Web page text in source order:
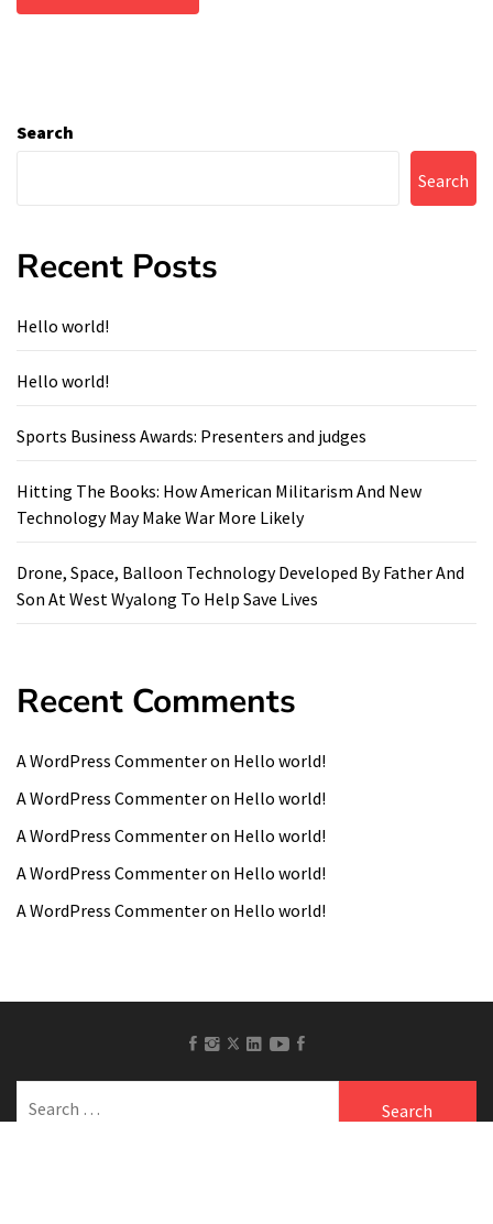
Search
Search
Recent Posts
Hello world!
Hello world!
Sports Business Awards: Presenters and judges
Hitting The Books: How American Militarism And New
Technology May Make War More Likely
Drone, Space, Balloon Technology Developed By Father And
Son At West Wyalong To Help Save Lives
Recent Comments
A WordPress Commenteron Hello world!
A WordPress Commenteron Hello world!
A WordPress Commenteron Hello world!
A WordPress Commenteron Hello world!
A WordPress Commenteron Hello world!
facebook
Instagram
twitter
linkedin
YoutubePinterest
for: